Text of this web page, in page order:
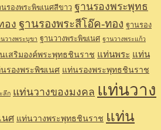
นรองพระพิฆเนศสีขาว ฐานรองพระพุทธ
อง ฐานรองพระสีโอ๊ค-ทอง ฐานรอง
วางพระบูขา ฐานวางพระพิฆเนศ ฐานวางพระแก้ว
เสริมองค์พระพุทธชินราช แท่นพระ แท่น
รองพระพิฆเนศ แท่นรองพระพุทธชินราช
ลึก แท่นวางของมงคล แท่นวาง
นศ แท่นวางพระพุทธชินราช แท่น